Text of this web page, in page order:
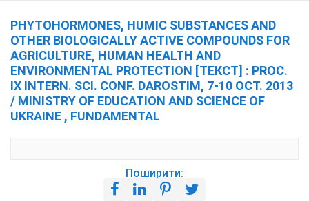
PHYTOHORMONES, HUMIC SUBSTANCES AND
OTHER BIOLOGICALLY ACTIVE COMPOUNDS FOR
AGRICULTURE, HUMAN HEALTH AND
ENVIRONMENTAL PROTECTION [ТЕКСТ] : PROC.
IX INTERN. SCI. CONF. DAROSTIM, 7-10 OCT. 2013
/ MINISTRY OF EDUCATION AND SCIENCE OF
UKRAINE , FUNDAMENTAL
Поширити: